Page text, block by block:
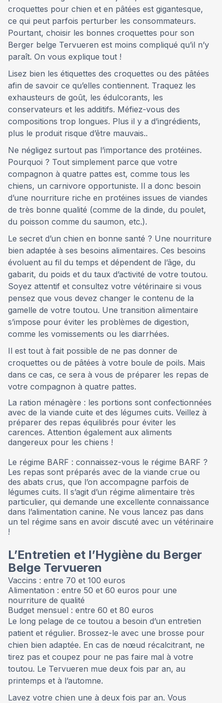
croquettes pour chien et en pâtées est gigantesque,
ce qui peut parfois perturber les consommateurs.
Pourtant, choisir les bonnes croquettes pour son
Berger belge Tervueren est moins compliqué qu’il n’y
paraît. On vous explique tout !
Lisez bien les étiquettes des croquettes ou des pâtées
afin de savoir ce qu’elles contiennent. Traquez les
exhausteurs de goût, les édulcorants, les
conservateurs et les additifs. Méfiez-vous des
compositions trop longues. Plus il y a d’ingrédients,
plus le produit risque d’être mauvais..
Ne négligez surtout pas l’importance des protéines.
Pourquoi ? Tout simplement parce que votre
compagnon à quatre pattes est, comme tous les
chiens, un carnivore opportuniste. Il a donc besoin
d’une nourriture riche en protéines issues de viandes
de très bonne qualité (comme de la dinde, du poulet,
du poisson comme du saumon, etc.).
Le secret d’un chien en bonne santé ? Une nourriture
bien adaptée à ses besoins alimentaires. Ces besoins
évoluent au fil du temps et dépendent de l’âge, du
gabarit, du poids et du taux d’activité de votre toutou.
Soyez attentif et consultez votre vétérinaire si vous
pensez que vous devez changer le contenu de la
gamelle de votre toutou. Une transition alimentaire
s’impose pour éviter les problèmes de digestion,
comme les vomissements ou les diarrhées.
Il est tout à fait possible de ne pas donner de
croquettes ou de pâtées à votre boule de poils. Mais
dans ce cas, ce sera à vous de préparer les repas de
votre compagnon à quatre pattes.
La ration ménagère : les portions sont confectionnées
avec de la viande cuite et des légumes cuits. Veillez à
préparer des repas équilibrés pour éviter les
carences. Attention également aux aliments
dangereux pour les chiens !
Le régime BARF : connaissez-vous le régime BARF ?
Les repas sont préparés avec de la viande crue ou
des abats crus, que l’on accompagne parfois de
légumes cuits. Il s’agit d’un régime alimentaire très
particulier, qui demande une excellente connaissance
dans l’alimentation canine. Ne vous lancez pas dans
un tel régime sans en avoir discuté avec un vétérinaire
!
L’Entretien et l’Hygiène du Berger
Belge Tervueren
Vaccins : entre 70 et 100 euros
Alimentation : entre 50 et 60 euros pour une
nourriture de qualité
Budget mensuel : entre 60 et 80 euros
Le long pelage de ce toutou a besoin d’un entretien
patient et régulier. Brossez-le avec une brosse pour
chien bien adaptée. En cas de nœud récalcitrant, ne
tirez pas et coupez pour ne pas faire mal à votre
toutou. Le Tervueren mue deux fois par an, au
printemps et à l’automne.
Lavez votre chien une à deux fois par an. Vous